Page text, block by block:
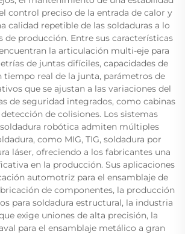
control preciso de la entrada de calor y
calidad repetible de las soldaduras a lo
de producción. Entre sus características
la articulación multi-eje para
de juntas difíciles, capacidades de
real de la junta, parámetros de
que se ajustan a las variaciones del
de seguridad integrados, como cabinas
de colisiones. Los sistemas
robótica admiten múltiples
como MIG, TIG, soldadura por
láser, ofreciendo a los fabricantes una
en la producción. Sus aplicaciones
automotriz para el ensamblaje de
de componentes, la producción
para soldadura estructural, la industria
exige uniones de alta precisión, la
para el ensamblaje metálico a gran